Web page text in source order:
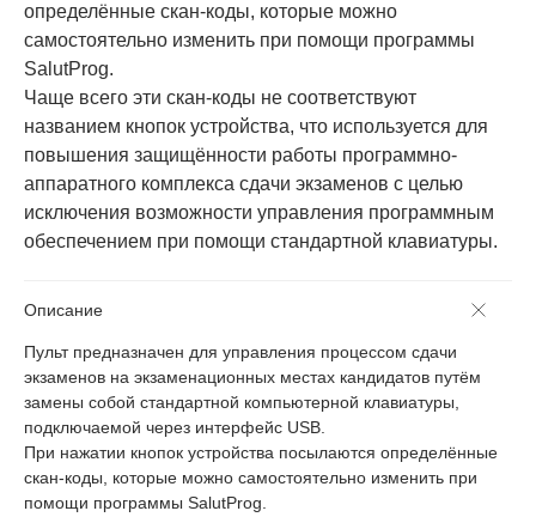
определённые скан-коды, которые можно
самостоятельно изменить при помощи программы
SalutProg.
Чаще всего эти скан-коды не соответствуют
названием кнопок устройства, что используется для
повышения защищённости работы программно-
аппаратного комплекса сдачи экзаменов с целью
исключения возможности управления программным
обеспечением при помощи стандартной клавиатуры.
Описание
Пульт предназначен для управления процессом сдачи
экзаменов на экзаменационных местах кандидатов путём
замены собой стандартной компьютерной клавиатуры,
подключаемой через интерфейс USB.
При нажатии кнопок устройства посылаются определённые
скан-коды, которые можно самостоятельно изменить при
помощи программы SalutProg.